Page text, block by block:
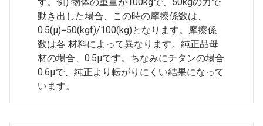
動き出した場合、この時の摩擦係数は、
0.5(μ)=50(kgf)/100(kg)となります。摩擦係
数は各 材料によって異なります。純正品母
材の場合、0.5μです。ちなみにチタンの場合
0.6μで、純正より転がりにくい結果になって
います。